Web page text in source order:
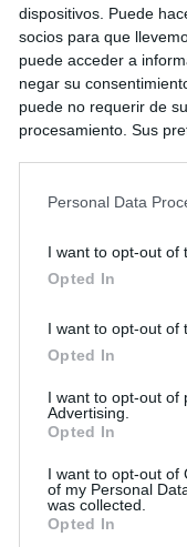
dispositivos. Puede
socios para que
puede acceder a
negar su
puede no requerir de
procesamiento. Sus
Personal Data
I want to opt-out of
Opted In
I want to opt-out of
Opted In
I want to opt-out of
Advertising.
Opted In
I want to opt-out of
of my Personal
was collected.
Opted In
Últimas noticias
España reintroduce los
Italia rechaza el ultimátum
España hasta el 15 de